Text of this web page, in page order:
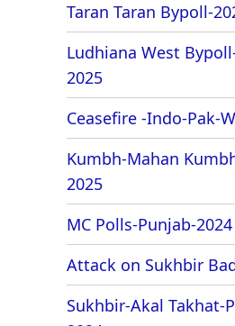
Taran Taran Bypoll-
Ludhiana West
2025
Ceasefire -Indo-Pak-
Kumbh-Mahan
2025
MC Polls-Punjab-2024
Attack on Sukhbir
Sukhbir-Akal Takhat-